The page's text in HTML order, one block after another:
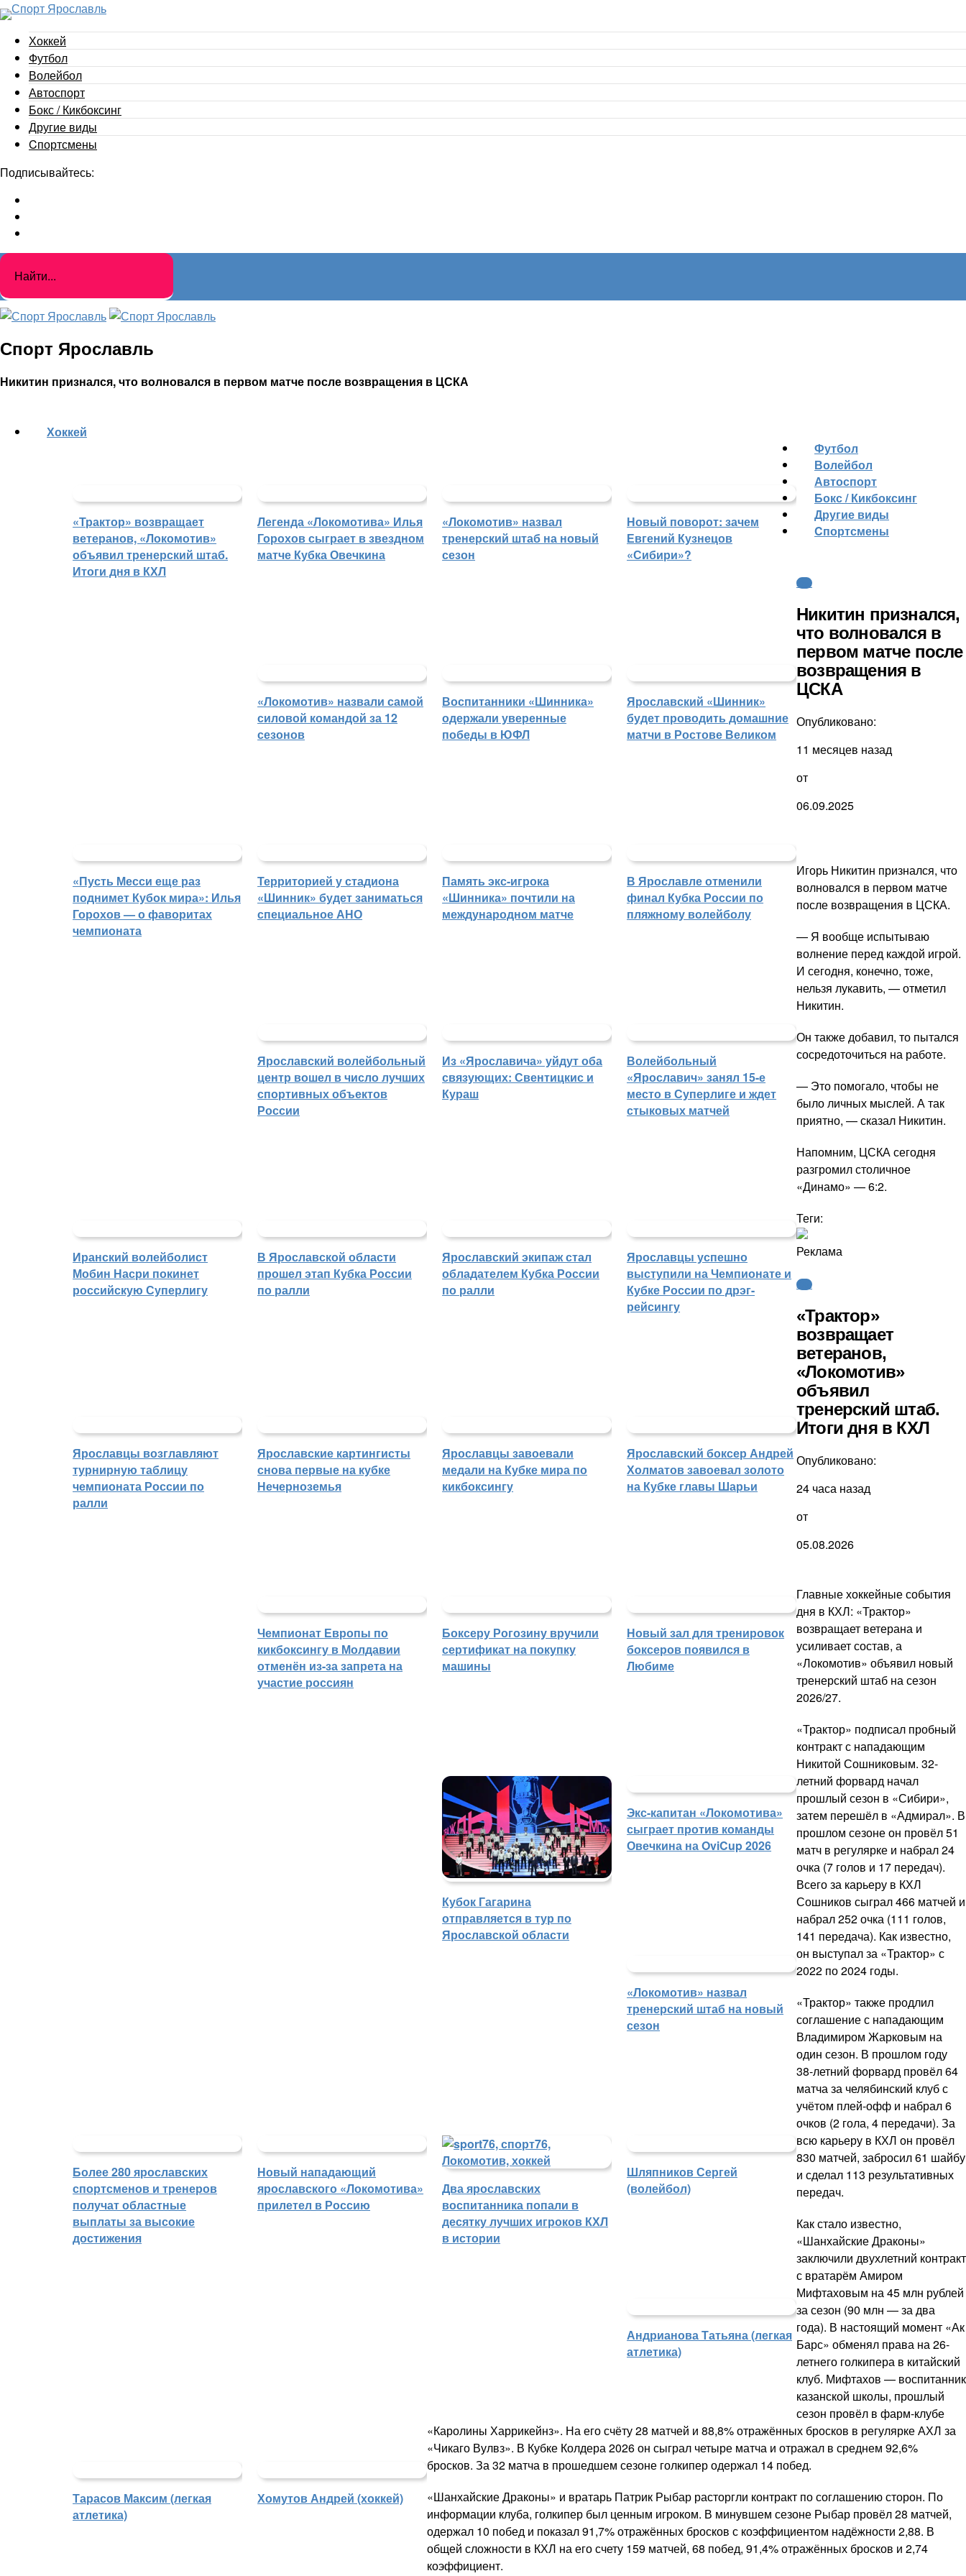
Хоккей
Футбол
Волейбол
Автоспорт
Бокс / Кикбоксинг
Другие виды
Cпортсмены
Подписывайтесь:
Спорт Ярославль
Никитин признался, что волновался в первом матче после возвращения в ЦСКА
Хоккей
«Трактор» возвращает
ветеранов, «Локомотив»
объявил тренерский штаб.
Итоги дня в КХЛ
Легенда «Локомотива» Илья
Горохов сыграет в звездном
матче Кубка Овечкина
«Локомотив» назвал
тренерский штаб на новый
сезон
Новый поворот: зачем
Евгений Кузнецов
«Сибири»?
«Локомотив» назвали самой
силовой командой за 12
сезонов
Футбол
Воспитанники «Шинника»
одержали уверенные
победы в ЮФЛ
Ярославский «Шинник»
будет проводить домашние
матчи в Ростове Великом
«Пусть Месси еще раз
поднимет Кубок мира»: Илья
Горохов — о фаворитах
чемпионата
Территорией у стадиона
«Шинник» будет заниматься
специальное АНО
Память экс-игрока
«Шинника» почтили на
международном матче
Волейбол
В Ярославле отменили
финал Кубка России по
пляжному волейболу
Ярославский волейбольный
центр вошел в число лучших
спортивных объектов
России
Из «Ярославича» уйдут оба
связующих: Свентицкис и
Кураш
Волейбольный
«Ярославич» занял 15-е
место в Суперлиге и ждет
стыковых матчей
Иранский волейболист
Мобин Насри покинет
российскую Суперлигу
Автоспорт
В Ярославской области
прошел этап Кубка России
по ралли
Ярославский экипаж стал
обладателем Кубка России
по ралли
Ярославцы успешно
выступили на Чемпионате и
Кубке России по дрэг-
рейсингу
Ярославцы возглавляют
турнирную таблицу
чемпионата России по
ралли
Ярославские картингисты
снова первые на кубке
Нечерноземья
Бокс / Кикбоксинг
Ярославцы завоевали
медали на Кубке мира по
кикбоксингу
Ярославский боксер Андрей
Холматов завоевал золото
на Кубке главы Шарьи
Чемпионат Европы по
кикбоксингу в Молдавии
отменён из-за запрета на
участие россиян
Боксеру Рогозину вручили
сертификат на покупку
машины
Новый зал для тренировок
боксеров появился в
Любиме
Другие виды
Кубок Гагарина
отправляется в тур по
Ярославской области
Экс-капитан «Локомотива»
сыграет против команды
Овечкина на OviCup 2026
«Локомотив» назвал
тренерский штаб на новый
сезон
Более 280 ярославских
спортсменов и тренеров
получат областные
выплаты за высокие
достижения
Новый нападающий
ярославского «Локомотива»
прилетел в Россию
Cпортсмены
Два ярославских
воспитанника попали в
десятку лучших игроков КХЛ
в истории
Шляпников Сергей
(волейбол)
Андрианова Татьяна (легкая
атлетика)
Тарасов Максим (легкая
атлетика)
Хомутов Андрей (хоккей)
КХЛ
Никитин признался,
что волновался в
первом матче после
возвращения в
ЦСКА
Опубликовано:
11 месяцев назад
от
06.09.2025
Игорь Никитин признался, что
волновался в первом матче
после возвращения в ЦСКА.
— Я вообще испытываю
волнение перед каждой игрой.
И сегодня, конечно, тоже,
нельзя лукавить, — отметил
Никитин.
Он также добавил, то пытался
сосредоточиться на работе.
— Это помогало, чтобы не
было личных мыслей. А так
приятно, — сказал Никитин.
Напомним, ЦСКА сегодня
разгромил столичное
«Динамо» — 6:2.
Теги:
Реклама
КХЛ
«Трактор»
возвращает
ветеранов,
«Локомотив»
объявил
тренерский штаб.
Итоги дня в КХЛ
Опубликовано:
24 часа назад
от
05.08.2026
Главные хоккейные события
дня в КХЛ: «Трактор»
возвращает ветерана и
усиливает состав, а
«Локомотив» объявил новый
тренерский штаб на сезон
2026/27.
«Трактор» подписал пробный
контракт с нападающим
Никитой Сошниковым. 32-
летний форвард начал
прошлый сезон в «Сибири»,
затем перешёл в «Адмирал». В
прошлом сезоне он провёл 51
матч в регулярке и набрал 24
очка (7 голов и 17 передач).
Всего за карьеру в КХЛ
Сошников сыграл 466 матчей и
набрал 252 очка (111 голов,
141 передача). Как известно,
он выступал за «Трактор» с
2022 по 2024 годы.
«Трактор» также продлил
соглашение с нападающим
Владимиром Жарковым на
один сезон. В прошлом году
38-летний форвард провёл 64
матча за челябинский клуб с
учётом плей-офф и набрал 6
очков (2 гола, 4 передачи). За
всю карьеру в КХЛ он провёл
830 матчей, забросил 61 шайбу
и сделал 113 результативных
передач.
Как стало известно,
«Шанхайские Драконы»
заключили двухлетний контракт
с вратарём Амиром
Мифтаховым на 45 млн рублей
за сезон (90 млн — за два
года). В настоящий момент «Ак
Барс» обменял права на 26-
летнего голкипера в китайский
клуб. Мифтахов — воспитанник
казанской школы, прошлый
сезон провёл в фарм-клубе
«Каролины Харрикейнз». На его счёту 28 матчей и 88,8% отражённых бросков в регулярке АХЛ за
«Чикаго Вулвз». В Кубке Колдера 2026 он сыграл четыре матча и отражал в среднем 92,6%
бросков. За 32 матча в прошедшем сезоне голкипер одержал 14 побед.
«Шанхайские Драконы» и вратарь Патрик Рыбар расторгли контракт по соглашению сторон. По
информации клуба, голкипер был ценным игроком. В минувшем сезоне Рыбар провёл 28 матчей,
одержал 10 побед и показал 91,7% отражённых бросков с коэффициентом надёжности 2,88. В
общей сложности в КХЛ на его счету 159 матчей, 68 побед, 91,4% отражённых бросков и 2,74
коэффициент.